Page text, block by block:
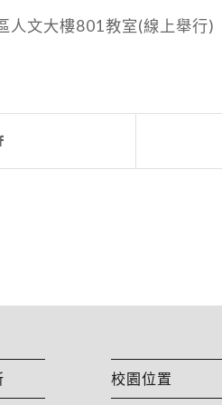
人文大樓801教室(線上舉行)
校園位置